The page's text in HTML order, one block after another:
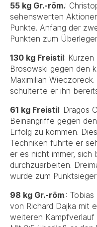
55 kg Gr.-röm.:
sehenswerten
Punkte. Anfang der
Punkten zum
130 kg Freistil:
Brosowski gegen den
Maximilian
schulterte er ihn
61 kg Freistil: Dragos
Beinangriffe gegen
Erfolg zu kommen.
Techniken führte er
er es nicht immer, sich
durchzuarbeiten.
wurde zum
98 kg Gr.-röm.:
von Richard Dajka mit
weiteren Kampfverlauf